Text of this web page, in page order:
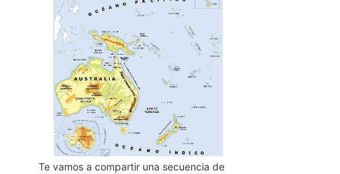
Te vamos a compartir una secuencia de